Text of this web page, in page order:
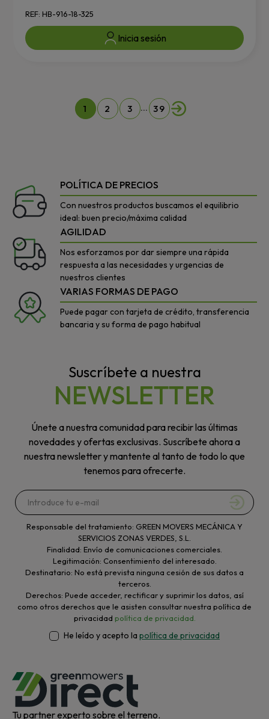
REF: HB-916-18-325
Inicia sesión
1 2 3 … 39
POLÍTICA DE PRECIOS
Con nuestros productos buscamos el equilibrio
ideal: buen precio/máxima calidad
AGILIDAD
Nos esforzamos por dar siempre una rápida
respuesta a las necesidades y urgencias de
nuestros clientes
VARIAS FORMAS DE PAGO
Puede pagar con tarjeta de crédito, transferencia
bancaria y su forma de pago habitual
Suscríbete a nuestra
NEWSLETTER
Únete a nuestra comunidad para recibir las últimas
novedades y ofertas exclusivas. Suscríbete ahora a
nuestra newsletter y mantente al tanto de todo lo que
tenemos para ofrecerte.
Responsable del tratamiento: GREEN MOVERS MECÁNICA Y
SERVICIOS ZONAS VERDES, S.L.
Finalidad: Envío de comunicaciones comerciales.
Legitimación: Consentimiento del interesado.
Destinatario: No está prevista ninguna cesión de sus datos a
terceros.
Derechos: Puede acceder, rectificar y suprimir los datos, así
como otros derechos que le asisten consultar nuestra política de
privacidad política de privacidad.
He leído y acepto la política de privacidad
Tu partner experto sobre el terreno.